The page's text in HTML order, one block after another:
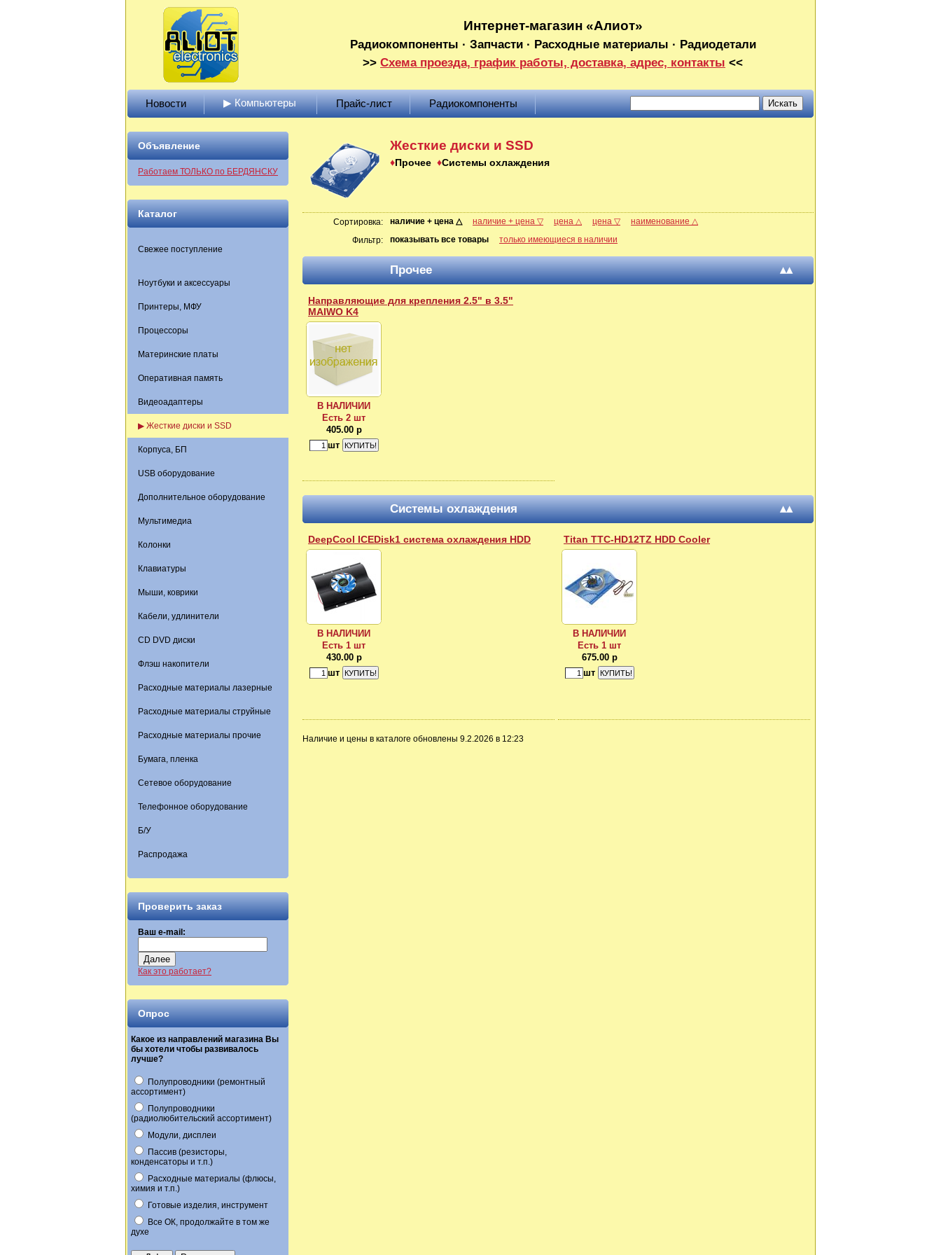
Интернет-магазин «Алиот»
Радиокомпоненты · Запчасти · Расходные материалы · Радиодетали
>> Схема проезда, график работы, доставка, адрес, контакты <<
Новости ▶ Компьютеры Прайс-лист Радиокомпоненты
Объявление
Работаем ТОЛЬКО по БЕРДЯНСКУ
Каталог
Свежее поступление
Ноутбуки и аксессуары
Принтеры, МФУ
Процессоры
Материнские платы
Оперативная память
Видеоадаптеры
▶ Жесткие диски и SSD
Корпуса, БП
USB оборудование
Дополнительное оборудование
Мультимедиа
Колонки
Клавиатуры
Мыши, коврики
Кабели, удлинители
CD DVD диски
Флэш накопители
Расходные материалы лазерные
Расходные материалы струйные
Расходные материалы прочие
Бумага, пленка
Сетевое оборудование
Телефонное оборудование
Б/У
Распродажа
Проверить заказ
Ваш e-mail:
Далее
Как это работает?
Опрос
Какое из направлений магазина Вы
бы хотели чтобы развивалось
лучше?
Полупроводники (ремонтный
ассортимент)
Полупроводники
(радиолюбительский ассортимент)
Модули, дисплеи
Пассив (резисторы,
конденсаторы и т.п.)
Расходные материалы (флюсы,
химия и т.п.)
Готовые изделия, инструмент
Все ОК, продолжайте в том же
духе
Жесткие диски и SSD
Прочее Системы охлаждения
Сортировка: наличие + цена △ наличие + цена ▽ цена △ цена ▽
наименование △
Фильтр:
показывать все товары только имеющиеся в наличии
Прочее ▴▴
Направляющие для крепления 2.5" в 3.5"
MAIWO K4
В НАЛИЧИИ
Есть 2 шт
405.00 р
шт
Системы охлаждения ▴▴
DeepCool ICEDisk1 система охлаждения HDD
В НАЛИЧИИ
Есть 1 шт
430.00 р
шт
Titan TTC-HD12TZ HDD Cooler
В НАЛИЧИИ
Есть 1 шт
675.00 р
шт
Наличие и цены в каталоге обновлены 9.2.2026 в 12:23